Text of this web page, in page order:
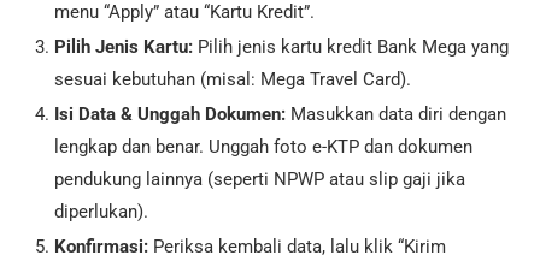
menu “Apply” atau “Kartu Kredit”.
Pilih Jenis Kartu: Pilih jenis kartu kredit Bank Mega yang
sesuai kebutuhan (misal: Mega Travel Card).
Isi Data & Unggah Dokumen: Masukkan data diri dengan
lengkap dan benar. Unggah foto e-KTP dan dokumen
pendukung lainnya (seperti NPWP atau slip gaji jika
diperlukan).
Konfirmasi: Periksa kembali data, lalu klik “Kirim